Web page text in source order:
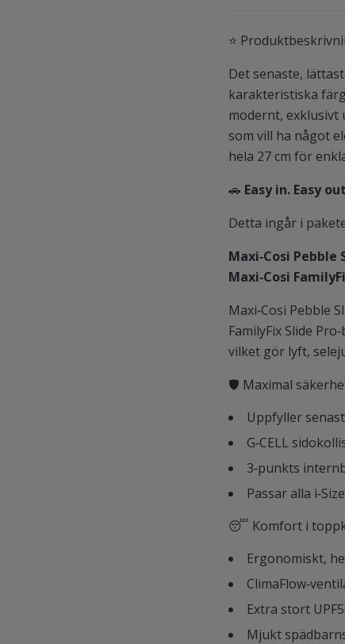
⭐
Det senaste,
karakteristiska
modernt, exklusivt
som vill ha något
hela 27 cm för
🚗 Easy in. Easy
Detta ingår i
Maxi‑Cosi
Maxi‑Cosi
Maxi‑Cosi Pebble
FamilyFix Slide
vilket gör lyft,
🛡️ Maximal
Uppfyller
G‑CELL
3‑punkts
Passar alla
😴 Komfort i
Ergonomiskt,
Extra stort
Mjukt